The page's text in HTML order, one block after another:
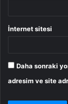
İnternet sitesi
Daha sonraki
adresim ve site